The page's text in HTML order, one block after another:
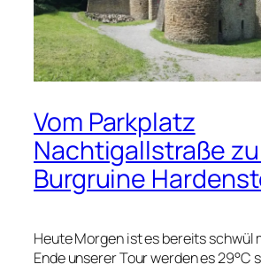
Vom Parkplatz
Nachtigallstraße
Burgruine
Heute Morgen ist es bereits schwül
Ende unserer Tour werden es 29°C